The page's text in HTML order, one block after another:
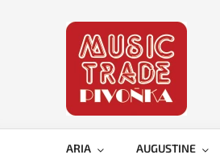
ARIA AUGUSTINE